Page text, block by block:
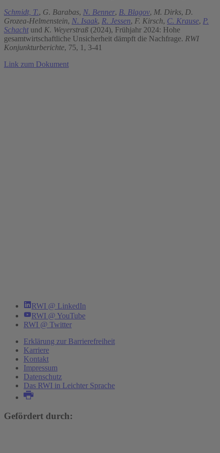
Schmidt, T., G. Barabas, N. Benner, B. Blagov, M. Dirks, D.
Grozea-Helmenstein, N. Isaak, R. Jessen, F. Kirsch, C. Krause, P.
Schachtund K. Weyerstraß (2024), Frühjahr 2024: Hohe
gesamtwirtschaftliche Unsicherheit dämpft die Nachfrage. RWI
Konjunkturberichte, 75, 1, 3-41
Link zum Dokument
RWI @ LinkedIn
RWI @ YouTube
RWI @ Twitter
Erklärung zur Barrierefreiheit
Karriere
Kontakt
Impressum
Datenschutz
Das RWI in Leichter Sprache
Gefördert durch: